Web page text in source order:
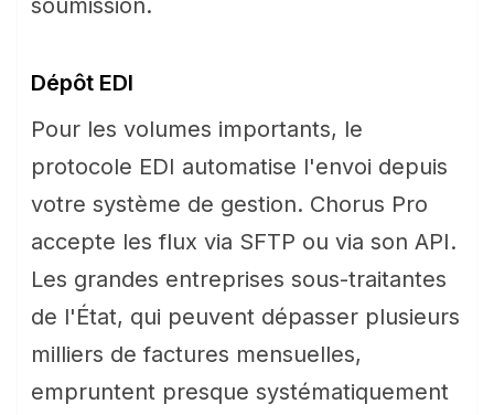
soumission.
Dépôt EDI
Pour les volumes importants, le
protocole EDI automatise l'envoi depuis
votre système de gestion. Chorus Pro
accepte les flux via SFTP ou via son API.
Les grandes entreprises sous-traitantes
de l'État, qui peuvent dépasser plusieurs
milliers de factures mensuelles,
empruntent presque systématiquement